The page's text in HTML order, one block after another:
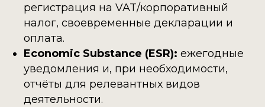
регистрация на VAT/корпоративный
налог, своевременные декларации и
оплата.
Economic Substance (ESR): ежегодные
уведомления и, при необходимости,
отчёты для релевантных видов
деятельности.